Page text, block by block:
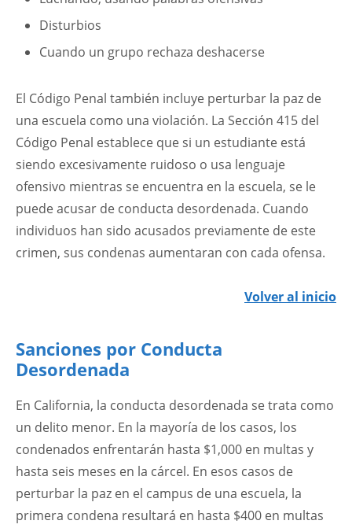
Disturbios
Cuando un grupo rechaza deshacerse
El Código Penal también incluye perturbar la paz de
una escuela como una violación. La Sección 415 del
Código Penal establece que si un estudiante está
siendo excesivamente ruidoso o usa lenguaje
ofensivo mientras se encuentra en la escuela, se le
puede acusar de conducta desordenada. Cuando
individuos han sido acusados previamente de este
crimen, sus condenas aumentaran con cada ofensa.
Volver al inicio
Sanciones por Conducta
Desordenada
En California, la conducta desordenada se trata como
un delito menor. En la mayoría de los casos, los
condenados enfrentarán hasta $1,000 en multas y
hasta seis meses en la cárcel. En esos casos de
perturbar la paz en el campus de una escuela, la
primera condena resultará en hasta $400 en multas